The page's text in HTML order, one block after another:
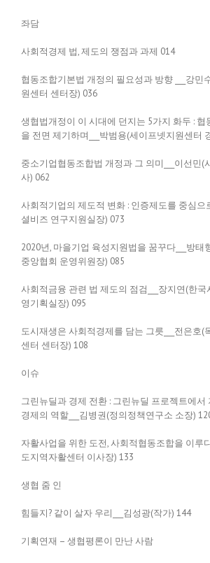
좌담
사회적경제 법, 제도의 쟁점과 과제 014
협동조합기본법 개정의 필요성과 방향 ___강민
원센터 센터장) 036
생협법개정이 이 시대에 던지는 5가지 화두 : 협
을 전면 제기하며___박범용(세이프넷지원센터
중소기업협동조합법 개정과 그 의미___이선민(
사) 062
사회적기업의 제도적 변화 : 인증제도를 중심으
셜비즈 연구지원실장) 073
2020년, 마을기업 육성지원법을 꿈꾸다___방태
중앙협회 운영위원장) 085
사회적금융 관련 법 제도의 점검___장지연(한
영기획실장) 095
도시재생은 사회적경제를 담는 그릇___전은호(
센터 센터장) 108
이슈
그린뉴딜과 경제 전환 : 그린뉴딜 프로젝트에서
경제의 역할___김병권(정의정책연구소 소장)
자활사업을 위한 도전, 사회적협동조합을 이루
도지역자활센터 이사장) 133
생협 줌 인
힘들지? 같이 살자 우리___김성광(작가) 144
기획연재 – 생협평론이 만난 사람